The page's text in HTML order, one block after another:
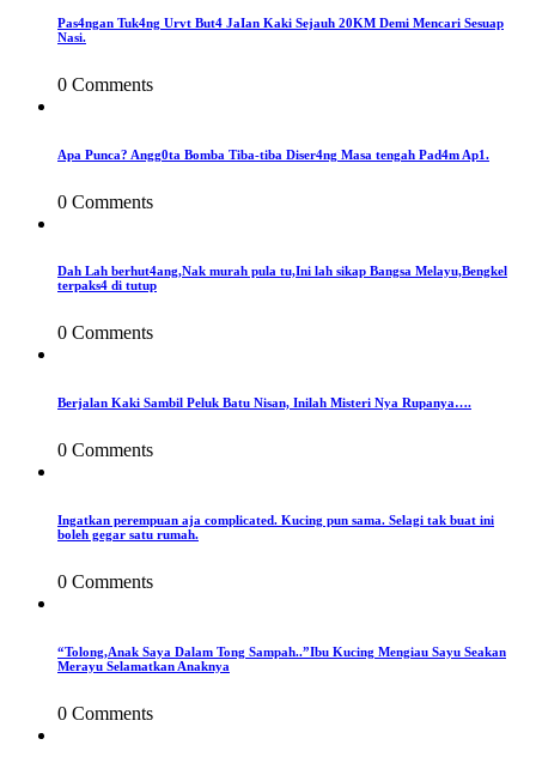
Pas4ngan Tuk4ng Urvt But4 JaIan Kaki Sejauh 20KM Demi Mencari Sesuap
Nasi.
0 Comments
Apa Punca? Angg0ta Bomba Tiba-tiba Diser4ng Masa tengah Pad4m Ap1.
0 Comments
Dah Lah berhut4ang,Nak murah pula tu,Ini lah sikap Bangsa Melayu,Bengkel
terpaks4 di tutup
0 Comments
Berjalan Kaki Sambil Peluk Batu Nisan, Inilah Misteri Nya Rupanya….
0 Comments
Ingatkan perempuan aja complicated. Kucing pun sama. Selagi tak buat ini
boleh gegar satu rumah.
0 Comments
“Tolong,Anak Saya Dalam Tong Sampah..”Ibu Kucing Mengiau Sayu Seakan
Merayu Selamatkan Anaknya
0 Comments